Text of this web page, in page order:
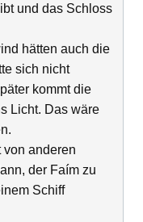
und das Schloss
hätten auch die
sich nicht
kommt die
Licht. Das wäre
von anderen
der Faím zu
Schiff